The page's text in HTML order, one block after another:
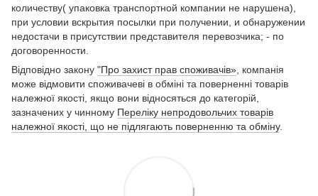
количеству( упаковка транспортной компании не нарушена),
при условии вскрытия посылки при получении, и обнаружении
недостачи в присутствии представителя перевозчика; - по
договоренности.
Відповідно закону "Про захист прав споживачів» , компанія
може відмовити споживачеві в обміні та поверненні товарів
належної якості, якщо вони відносяться до категорій,
зазначених у чинному Переліку непродовольчих товарів
належної якості, що не підлягають поверненню та обміну.